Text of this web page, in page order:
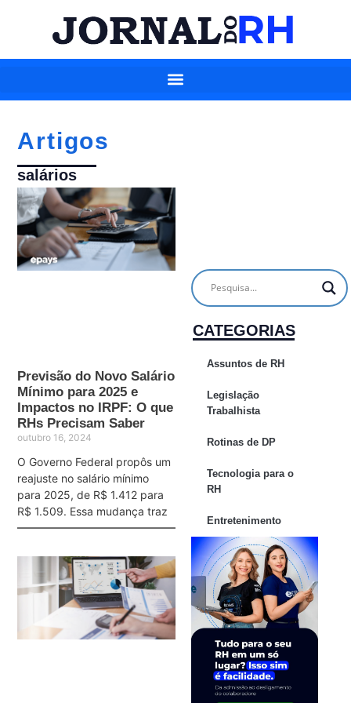
Artigos
salários
Previsão do Novo Salário
Mínimo para 2025 e
Impactos no IRPF: O que
RHs Precisam Saber
outubro 16, 2024
O Governo Federal propôs um
reajuste no salário mínimo
para 2025, de R$ 1.412 para
R$ 1.509. Essa mudança traz
CATEGORIAS
Assuntos de RH
Legislação
Trabalhista
Rotinas de DP
Tecnologia para o
RH
Entretenimento